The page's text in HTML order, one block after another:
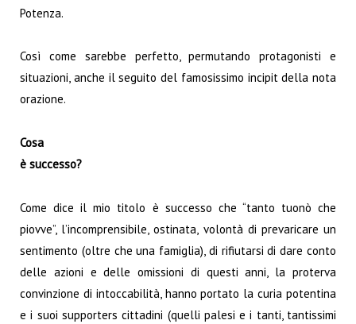
Potenza.
Così come sarebbe perfetto, permutando protagonisti e
situazioni, anche il seguito del famosissimo incipit della nota
orazione.
Cosa
è successo?
Come dice il mio titolo è successo che “tanto tuonò che
piovve”, l’incomprensibile, ostinata, volontà di prevaricare un
sentimento (oltre che una famiglia), di rifiutarsi di dare conto
delle azioni e delle omissioni di questi anni, la proterva
convinzione di intoccabilità, hanno portato la curia potentina
e i suoi supporters cittadini (quelli palesi e i tanti, tantissimi